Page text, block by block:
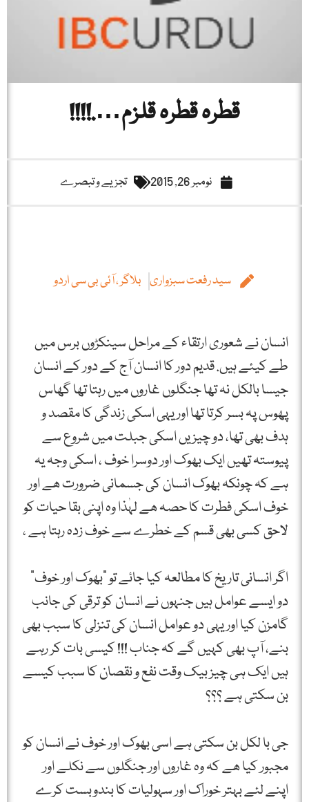
قطرہ قطرہ قلزم….!!!!
نومبر 26, 2015 تجزیے و تبصرے
سید رفعت سبزواری بلاگر ، آئی بی سی اردو
انسان نے شعوری ارتقاء کے مراحل سینکڑوں برس میں
طے کیئے ہیں. قدیم دور کا انسان آج کے دور کے انسان
جیسا بالکل نہ تھا جنگلوں غاروں میں رہتا تھا گھاس
پھوس پہ بسر کرتا تھا اور یہی اسکی زندگی کا مقصد و
ہدف بھی تھا، دو چیزیں اسکی جبلت میں شروع سے
پیوستہ تھیں ایک بھوک اور دوسرا خوف ، اسکی وجہ یہ
ہے کہ چونکہ بھوک انسان کی جسمانی ضرورت ھے اور
خوف اسکی فطرت کا حصہ ھے لہٰذا وہ اپنی بقا حیات کو
لاحق کسی بھی قسم کے خطرے سے خوف زدہ رہتا ہے ،
اگر انسانی تاریخ کا مطالعہ کیا جائے تو "بھوک اور خوف”
دو ایسے عوامل ہیں جنہوں نے انسان کو ترقی کی جانب
گامزن کیا اور یہی دو عوامل انسان کی تنزلی کا سبب بھی
بنے، آپ بھی کہیں گے کہ جناب !!! کیسی بات کر رہے
ہیں ایک ہی چیز بیک وقت نفع و نقصان کا سبب کیسے
بن سکتی ہے ؟؟؟
جی با لکل بن سکتی ہے اسی بھوک اور خوف نے انسان کو
مجبور کیا ھے کہ وہ غاروں اور جنگلوں سے نکلے اور
اپنے لئے بہتر خوراک اور سہولیات کا بندوبست کرے